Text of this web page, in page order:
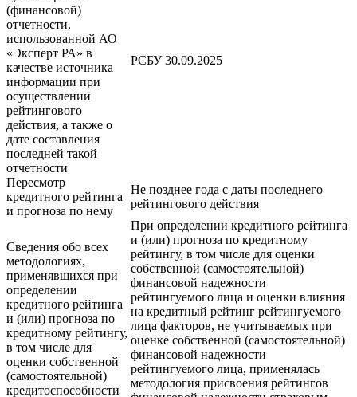
(финансовой)
отчетности,
использованной АО
«Эксперт РА» в
качестве источника
информации при
осуществлении
рейтингового
действия, а также о
дате составления
последней такой
отчетности
РСБУ 30.09.2025
Пересмотр
кредитного рейтинга
и прогноза по нему
Не позднее года с даты последнего
рейтингового действия
Сведения обо всех
методологиях,
применявшихся при
определении
кредитного рейтинга
и (или) прогноза по
кредитному рейтингу,
в том числе для
оценки собственной
(самостоятельной)
кредитоспособности
При определении кредитного рейтинга
и (или) прогноза по кредитному
рейтингу, в том числе для оценки
собственной (самостоятельной)
финансовой надежности
рейтингуемого лица и оценки влияния
на кредитный рейтинг рейтингуемого
лица факторов, не учитываемых при
оценке собственной (самостоятельной)
финансовой надежности
рейтингуемого лица, применялась
методология присвоения рейтингов